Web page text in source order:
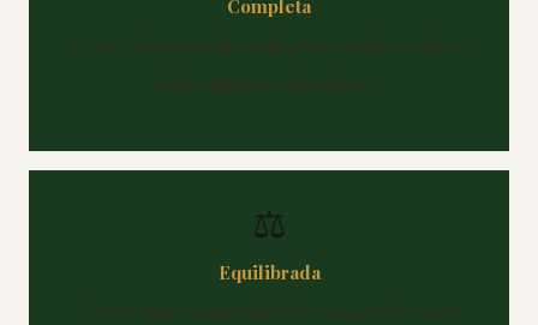
Completa
Comer alimentos de cada grupo todos os dias e
beber água em abundância.
⚖️
Equilibrada
Comer maior quantidade dos grupos de maior